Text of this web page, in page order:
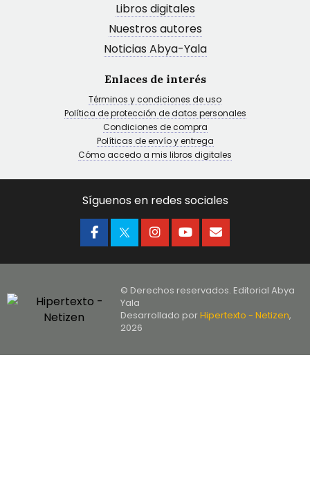
Libros digitales
Nuestros autores
Noticias Abya-Yala
Enlaces de interés
Términos y condiciones de uso
Política de protección de datos personales
Condiciones de compra
Políticas de envío y entrega
Cómo accedo a mis libros digitales
Síguenos en redes sociales
© Derechos reservados. Editorial Abya
Yala
Desarrollado porHipertexto - Netizen,
2026